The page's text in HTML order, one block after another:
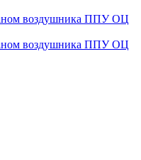
воздушника ППУ ОЦ
воздушника ППУ ОЦ